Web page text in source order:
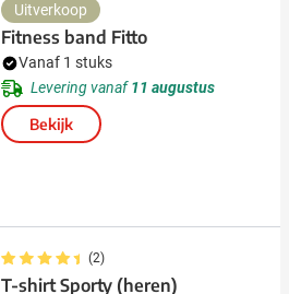
Uitverkoop
Fitness band Fitto
Vanaf 1 stuks
Levering vanaf11 augustus
Bekijk
(2)
T-shirt Sporty (heren)